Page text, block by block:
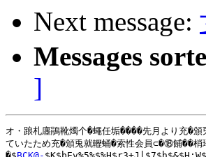
Next message:
Messages
]
オ・踉札廛鵑靴燭个�蠅任垢����先月より充�
ていたため充�頒兎就轣蛹�索性会員⊂�⑱餔��